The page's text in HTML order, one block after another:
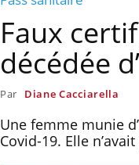
Faux
décédée
Par Diane Cacciarella
Une femme munie
Covid-19. Elle